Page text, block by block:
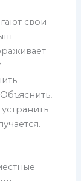
свои